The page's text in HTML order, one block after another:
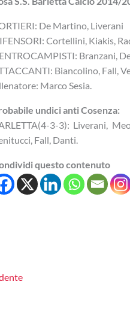
De Martino, Liverani
Cortellini, Kiakis,
Branzani,
Biancolino, Fall,
Marco Sesia.
undici anti Cosenza:
3-3): Liverani,
Fall, Danti.
questo contenuto